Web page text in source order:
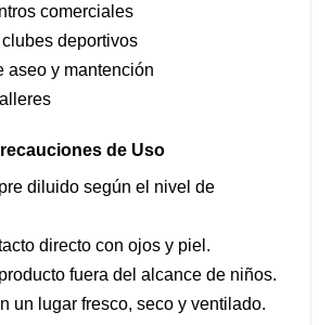
comerciales
deportivos
aseo y mantención
de Uso
diluido según el nivel de
directo con ojos y piel.
fuera del alcance de niños.
un lugar fresco, seco y ventilado.